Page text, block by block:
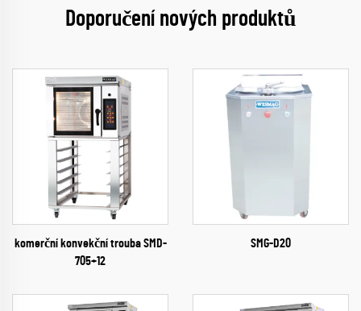
Doporučení nových produktů
komerční konvekční trouba SMD-
705+12
SMG-D20